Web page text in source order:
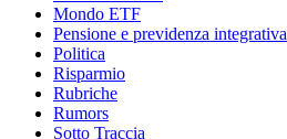
Mondo ETF
Pensione e previdenza integrativa
Politica
Risparmio
Rubriche
Rumors
Sotto Traccia